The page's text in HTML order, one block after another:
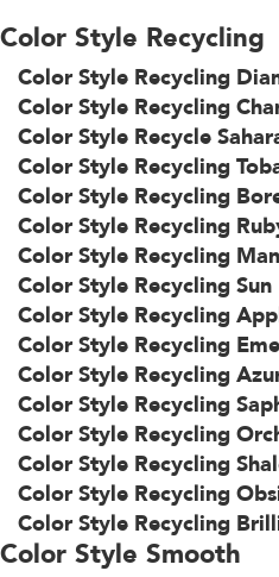
Color Style Recycling
Color Style Recycling
Color Style Recycling
Color Style Recycle
Color Style Recycling
Color Style Recycling
Color Style Recycling
Color Style Recycling
Color Style Recycling Sun
Color Style Recycling
Color Style Recycling
Color Style Recycling
Color Style Recycling
Color Style Recycling
Color Style Recycling
Color Style Recycling
Color Style Recycling
Color Style Smooth